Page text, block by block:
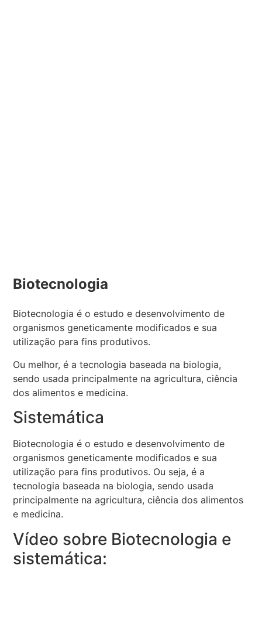
Biotecnologia
Biotecnologia é o estudo e desenvolvimento de
organismos geneticamente modificados e sua
utilização para fins produtivos.
Ou melhor, é a tecnologia baseada na biologia,
sendo usada principalmente na agricultura, ciência
dos alimentos e medicina.
Sistemática
Biotecnologia é o estudo e desenvolvimento de
organismos geneticamente modificados e sua
utilização para fins produtivos. Ou seja, é a
tecnologia baseada na biologia, sendo usada
principalmente na agricultura, ciência dos alimentos
e medicina.
Vídeo sobre Biotecnologia e
sistemática: